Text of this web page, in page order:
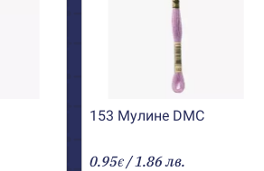
153 Мулине DMC
0.95€/ 1.86 лв.